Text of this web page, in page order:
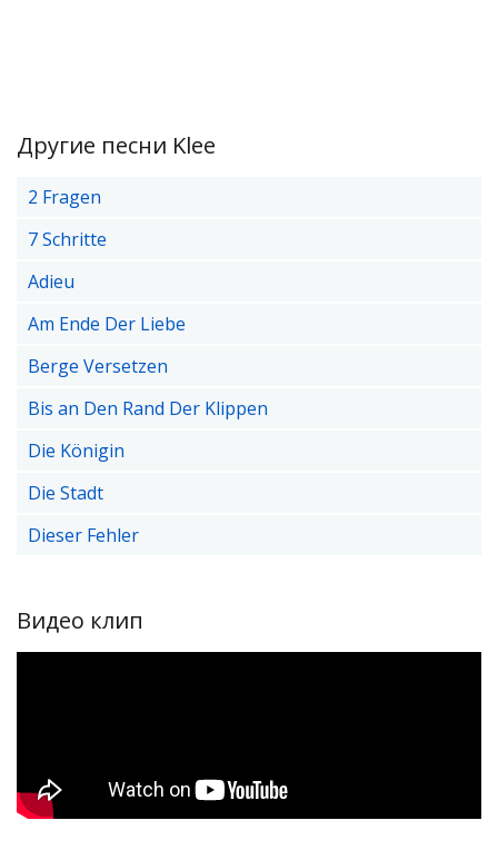
Другие песни Klee
2 Fragen
7 Schritte
Adieu
Am Ende Der Liebe
Berge Versetzen
Bis an Den Rand Der Klippen
Die Königin
Die Stadt
Dieser Fehler
Видео клип